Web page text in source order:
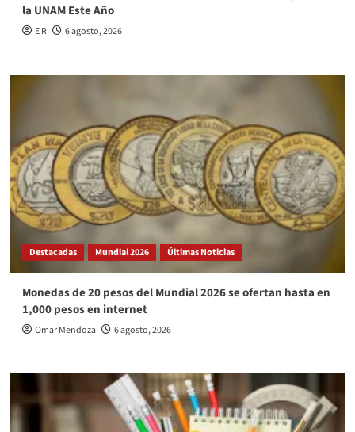
la UNAM Este Año
E R 6 agosto, 2026
Destacadas Mundial 2026 Últimas Noticias
Monedas de 20 pesos del Mundial 2026 se ofertan hasta en
1,000 pesos en internet
Omar Mendoza 6 agosto, 2026